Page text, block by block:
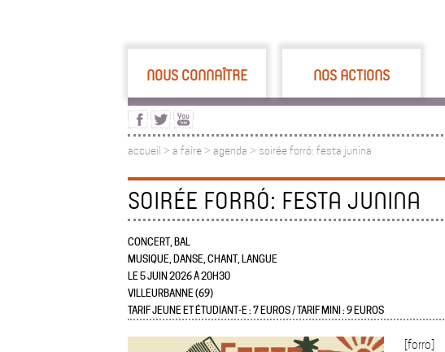
NOUS CONNAÎTRE NOS ACTIONS
accueil > a faire > agenda > soirée forró: festa junina
SOIRÉE FORRÓ: FESTA JUNINA
CONCERT, BAL
MUSIQUE, DANSE, CHANT, LANGUE
LE 5 JUIN 2026 À 20H30
VILLEURBANNE (69)
TARIF JEUNE ET ÉTUDIANT-E : 7 EUROS / TARIF MINI : 9 EUROS
[forro]